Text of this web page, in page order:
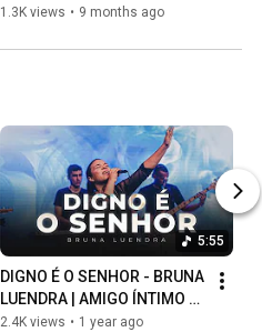
Music
1.3K views • 9 months ago
5:55
DIGNO É O SENHOR - BRUNA
LUENDRA | AMIGO ÍNTIMO
MUSIC
2.4K views • 1 year ago